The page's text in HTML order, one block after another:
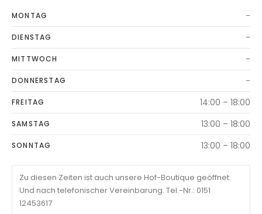
MONTAG -
DIENSTAG -
MITTWOCH -
DONNERSTAG -
FREITAG 14:00 – 18:00
SAMSTAG 13:00 – 18:00
SONNTAG 13:00 – 18:00
Zu diesen Zeiten ist auch unsere Hof-Boutique geöffnet.
Und nach telefonischer Vereinbarung. Tel.-Nr.: 0151
12453617